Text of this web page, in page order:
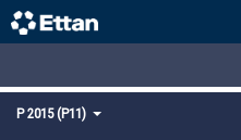
P 2015 (P11)